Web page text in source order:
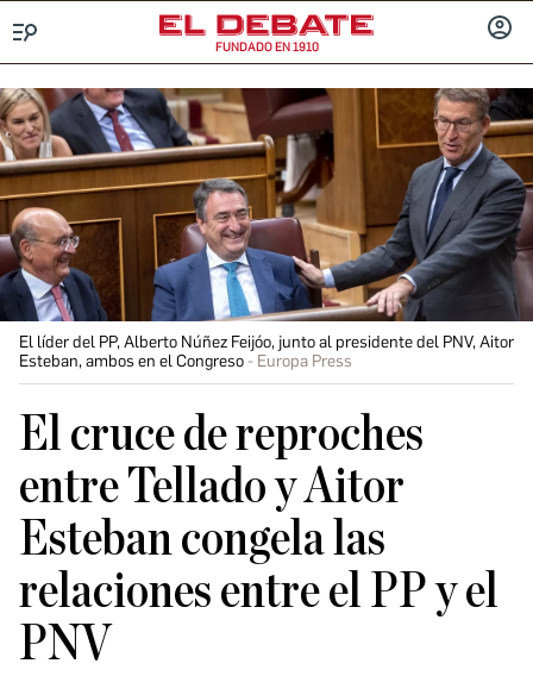
FUNDADO EN 1910
El líder del PP, Alberto Núñez Feijóo, junto al presidente del PNV, Aitor
Esteban, ambos en el Congreso
Europa Press
El cruce de reproches
entre Tellado y Aitor
Esteban congela las
relaciones entre el PP y el
PNV